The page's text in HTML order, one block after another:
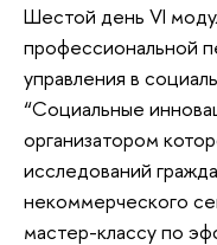
Шестой день VI
профессиональной
управления в
“Социальные
организатором
исследований
некоммерческого
мастер-классу по